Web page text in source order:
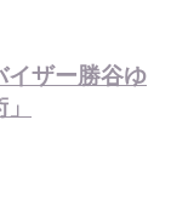
イザー勝谷ゆ